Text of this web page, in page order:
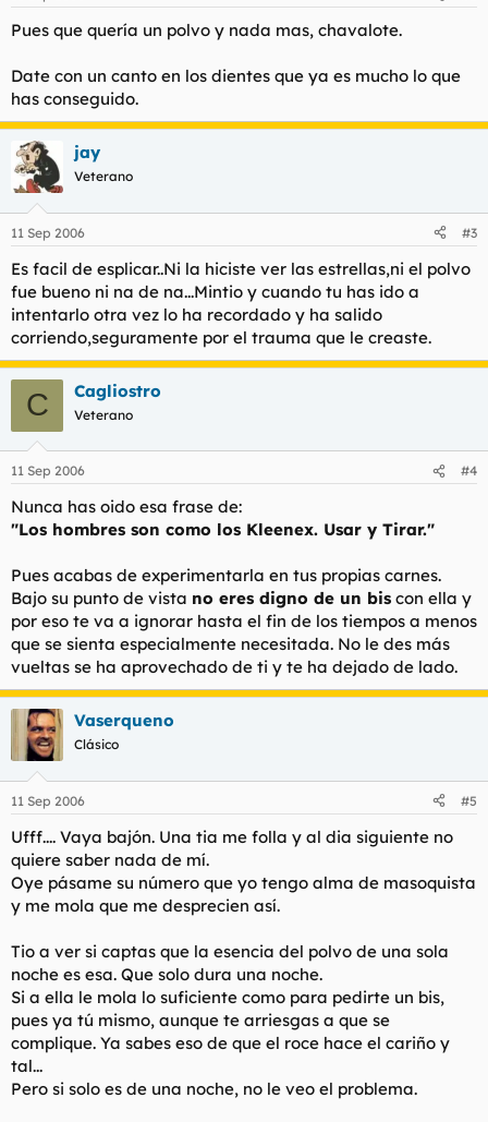
Pues que quería un polvo y nada mas, chavalote.
Date con un canto en los dientes que ya es mucho lo que
has conseguido.
jay
Veterano
11 Sep 2006 #3
Es facil de esplicar..Ni la hiciste ver las estrellas,ni el polvo
fue bueno ni na de na...Mintio y cuando tu has ido a
intentarlo otra vez lo ha recordado y ha salido
corriendo,seguramente por el trauma que le creaste.
C Cagliostro
Veterano
11 Sep 2006 #4
Nunca has oido esa frase de:
"Los hombres son como los Kleenex. Usar y Tirar."
Pues acabas de experimentarla en tus propias carnes.
Bajo su punto de vista no eres digno de un bis con ella y
por eso te va a ignorar hasta el fin de los tiempos a menos
que se sienta especialmente necesitada. No le des más
vueltas se ha aprovechado de ti y te ha dejado de lado.
Vaserqueno
Clásico
11 Sep 2006 #5
Ufff.... Vaya bajón. Una tia me folla y al dia siguiente no
quiere saber nada de mí.
Oye pásame su número que yo tengo alma de masoquista
y me mola que me desprecien así.
Tio a ver si captas que la esencia del polvo de una sola
noche es esa. Que solo dura una noche.
Si a ella le mola lo suficiente como para pedirte un bis,
pues ya tú mismo, aunque te arriesgas a que se
complique. Ya sabes eso de que el roce hace el cariño y
tal...
Pero si solo es de una noche, no le veo el problema.